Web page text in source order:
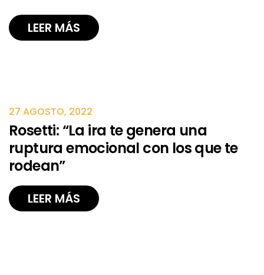
LEER MÁS
27 AGOSTO, 2022
Rosetti: “La ira te genera una
ruptura emocional con los que te
rodean”
LEER MÁS